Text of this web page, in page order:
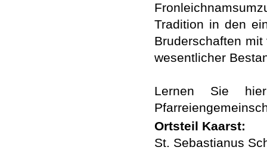
Tradition in den
Bruderschaften
wesentlicher
Lernen Sie hier
Ortsteil Kaarst:
St. Sebastianus